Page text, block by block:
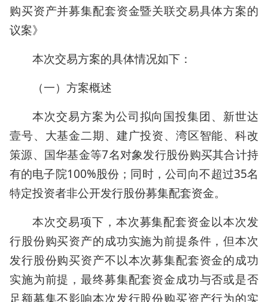
购买资产并募集配套资金暨关联交易具体方案的
议案》
本次交易方案的具体情况如下：
（一）方案概述
本次交易方案为公司拟向国投集团、新世达
壹号、大基金二期、建广投资、湾区智能、科改
策源、国华基金等7名对象发行股份购买其合计持
有的电子院100%股份；同时，公司向不超过35名
特定投资者非公开发行股份募集配套资金。
本次交易项下，本次募集配套资金以本次发
行股份购买资产的成功实施为前提条件，但本次
发行股份购买资产不以本次募集配套资金的成功
实施为前提，最终募集配套资金成功与否或是否
足额募集不影响本次发行股份购买资产行为的实